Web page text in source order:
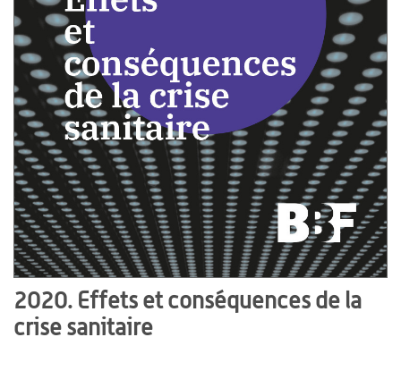
2020. Effets et conséquences de la
crise sanitaire